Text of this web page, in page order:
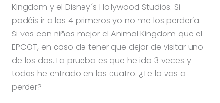
Kingdom y el Disney´s Hollywood Studios. Si
podéis ir a los 4 primeros yo no me los perdería.
Si vas con niños mejor el Animal Kingdom que el
EPCOT, en caso de tener que dejar de visitar uno
de los dos. La prueba es que he ido 3 veces y
todas he entrado en los cuatro. ¿Te lo vas a
perder?